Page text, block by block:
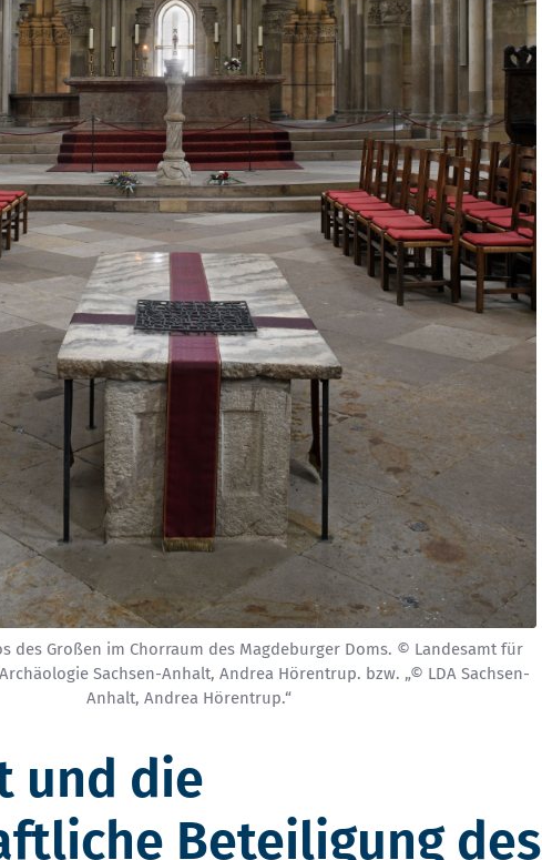
des Großen im Chorraum des Magdeburger Doms. © Landesamt für
Sachsen-Anhalt, Andrea Hörentrup. bzw. „© LDA Sachsen-
Anhalt, Andrea Hörentrup.“
und die
Beteiligung des